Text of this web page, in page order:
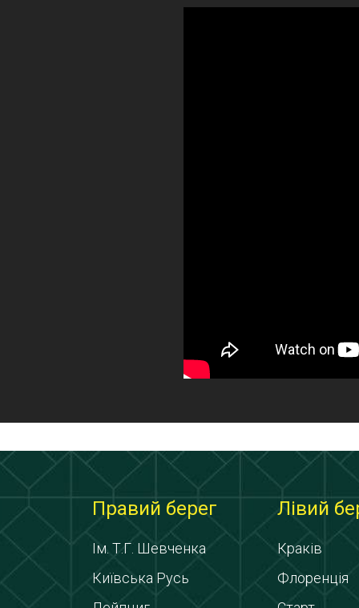
Правий берег
Ім. Т.Г. Шевченка
Київська Русь
Лівий
Краків
Флоренція